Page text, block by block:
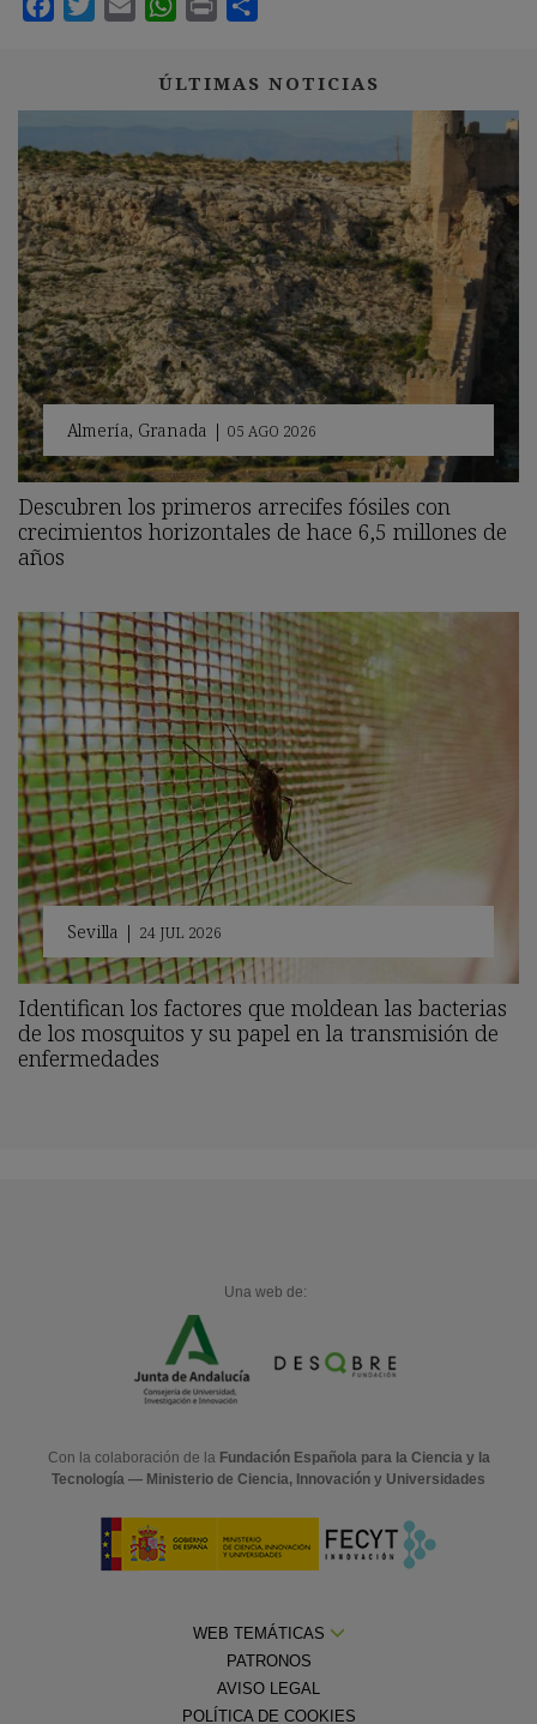
ÚLTIMAS NOTICIAS
Almería, Granada | 05 AGO 2026
Descubren los primeros arrecifes fósiles con
crecimientos horizontales de hace 6,5 millones de
años
Sevilla | 24 JUL 2026
Identifican los factores que moldean las bacterias
de los mosquitos y su papel en la transmisión de
enfermedades
Una web de:
Con la colaboración de la Fundación Española para la Ciencia y la
Tecnología — Ministerio de Ciencia, Innovación y Universidades
WEB TEMÁTICAS
PATRONOS
AVISO LEGAL
POLÍTICA DE COOKIES